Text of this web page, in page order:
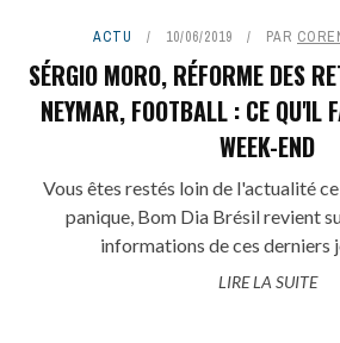
ACTU 10/06/2019 PAR
SÉRGIO MORO, RÉFORME DES
NEYMAR, FOOTBALL : CE QU'IL
WEEK-END
Vous êtes restés loin de l'actualité
panique, Bom Dia Brésil revient
informations de ces derniers
LIRE LA SUITE